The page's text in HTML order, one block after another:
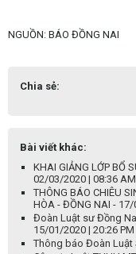
NGUỒN: BÁO ĐỒNG NAI
Chia sẻ:
Bài viết khác:
KHAI GIẢNG LỚP BỔ
02/03/2020 | 08:36 AM
THÔNG BÁO CHIÊU
HÒA - ĐỒNG NAI -
Đoàn Luật sư Đồng
15/01/2020 | 20:26 PM
Thông báo Đoàn Luật